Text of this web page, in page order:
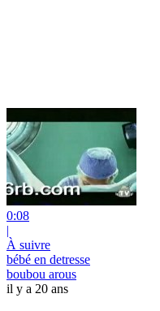
0:08
|
À suivre
bébé en detresse
boubou arous
il y a 20 ans